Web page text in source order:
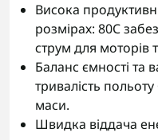
Висока
розмірах: 80C
струм для моторів
Баланс ємності та
тривалість
маси.
Швидка віддача